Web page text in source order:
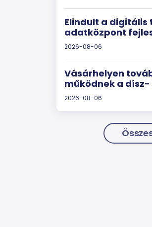
Elindult a digitális
adatközpont
2026-08-06
Vásárhelyen
működnek a
2026-08-06